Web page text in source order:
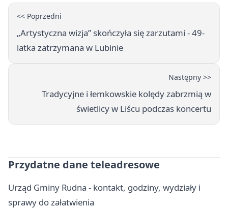
<< Poprzedni
„Artystyczna wizja” skończyła się zarzutami - 49-
latka zatrzymana w Lubinie
Następny >>
Tradycyjne i łemkowskie kolędy zabrzmią w
świetlicy w Liścu podczas koncertu
Przydatne dane teleadresowe
Urząd Gminy Rudna - kontakt, godziny, wydziały i
sprawy do załatwienia